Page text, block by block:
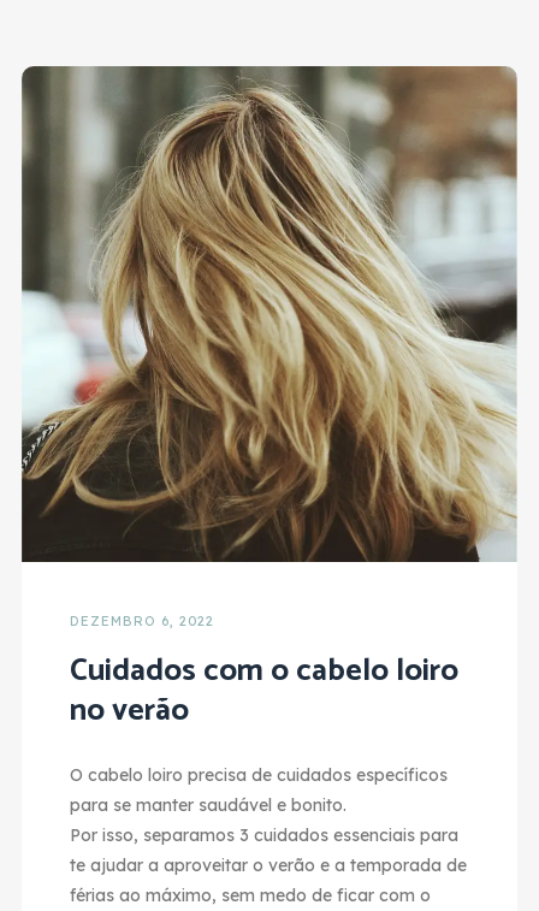
DEZEMBRO 6, 2022
Cuidados com o cabelo loiro
no verão
O cabelo loiro precisa de cuidados específicos
para se manter saudável e bonito.
Por isso, separamos 3 cuidados essenciais para
te ajudar a aproveitar o verão e a temporada de
férias ao máximo, sem medo de ficar com o